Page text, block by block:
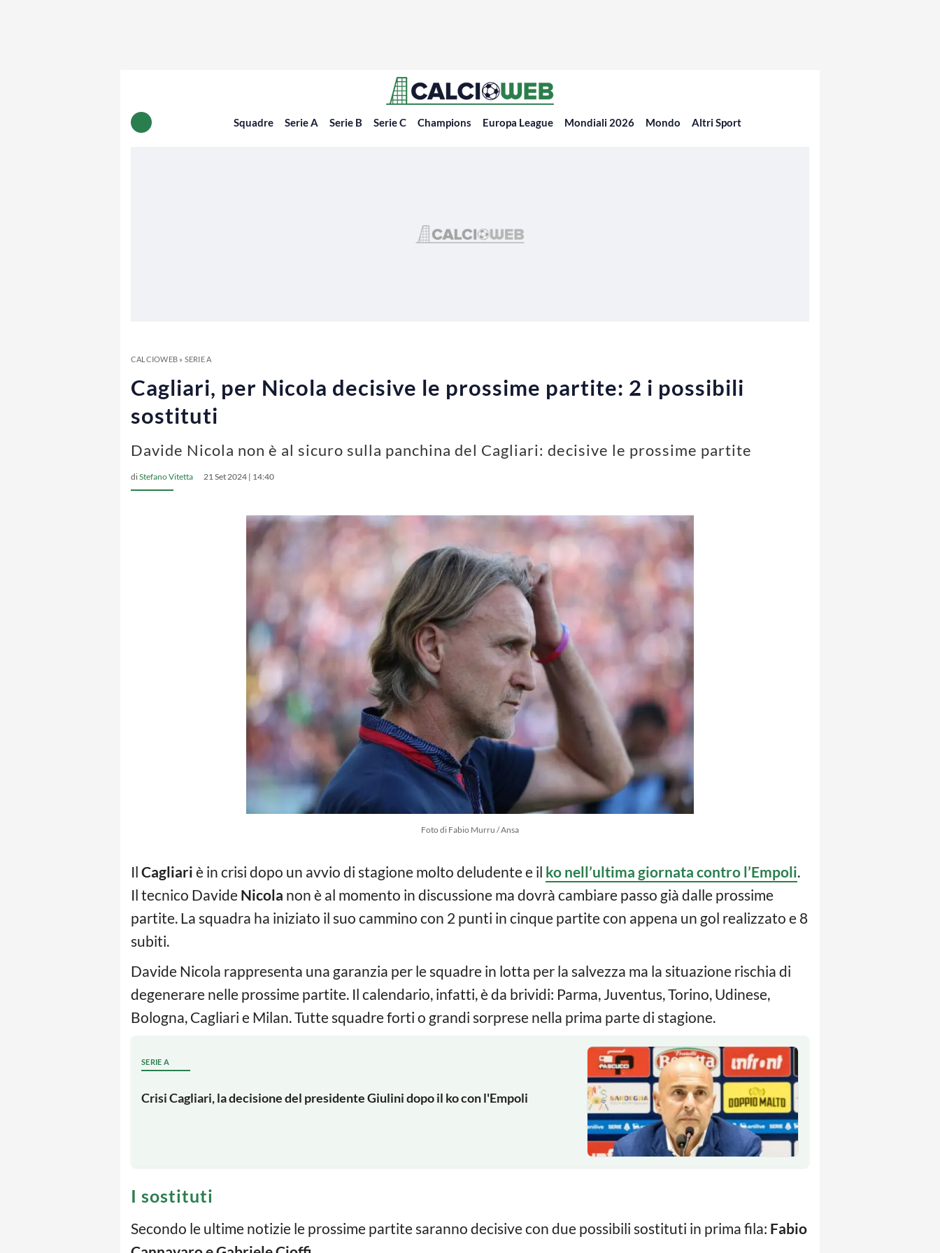
Squadre Serie A Serie B Serie C Champions Europa League Mondiali 2026 Mondo Altri Sport
CALCIOWEB» SERIE A
Cagliari, per Nicola decisive le prossime partite: 2 i possibili
sostituti
Davide Nicola non è al sicuro sulla panchina del Cagliari: decisive le prossime partite
diStefano Vitetta 21 Set 2024 | 14:40
Foto di Fabio Murru / Ansa
Il Cagliari è in crisi dopo un avvio di stagione molto deludente e il ko nell’ultima giornata contro l’Empoli.
Il tecnico Davide Nicola non è al momento in discussione ma dovrà cambiare passo già dalle prossime
partite. La squadra ha iniziato il suo cammino con 2 punti in cinque partite con appena un gol realizzato e 8
subiti.
Davide Nicola rappresenta una garanzia per le squadre in lotta per la salvezza ma la situazione rischia di
degenerare nelle prossime partite. Il calendario, infatti, è da brividi: Parma, Juventus, Torino, Udinese,
Bologna, Cagliari e Milan. Tutte squadre forti o grandi sorprese nella prima parte di stagione.
SERIE A
Crisi Cagliari, la decisione del presidente Giulini dopo il ko con l'Empoli
I sostituti
Secondo le ultime notizie le prossime partite saranno decisive con due possibili sostituti in prima fila: Fabio